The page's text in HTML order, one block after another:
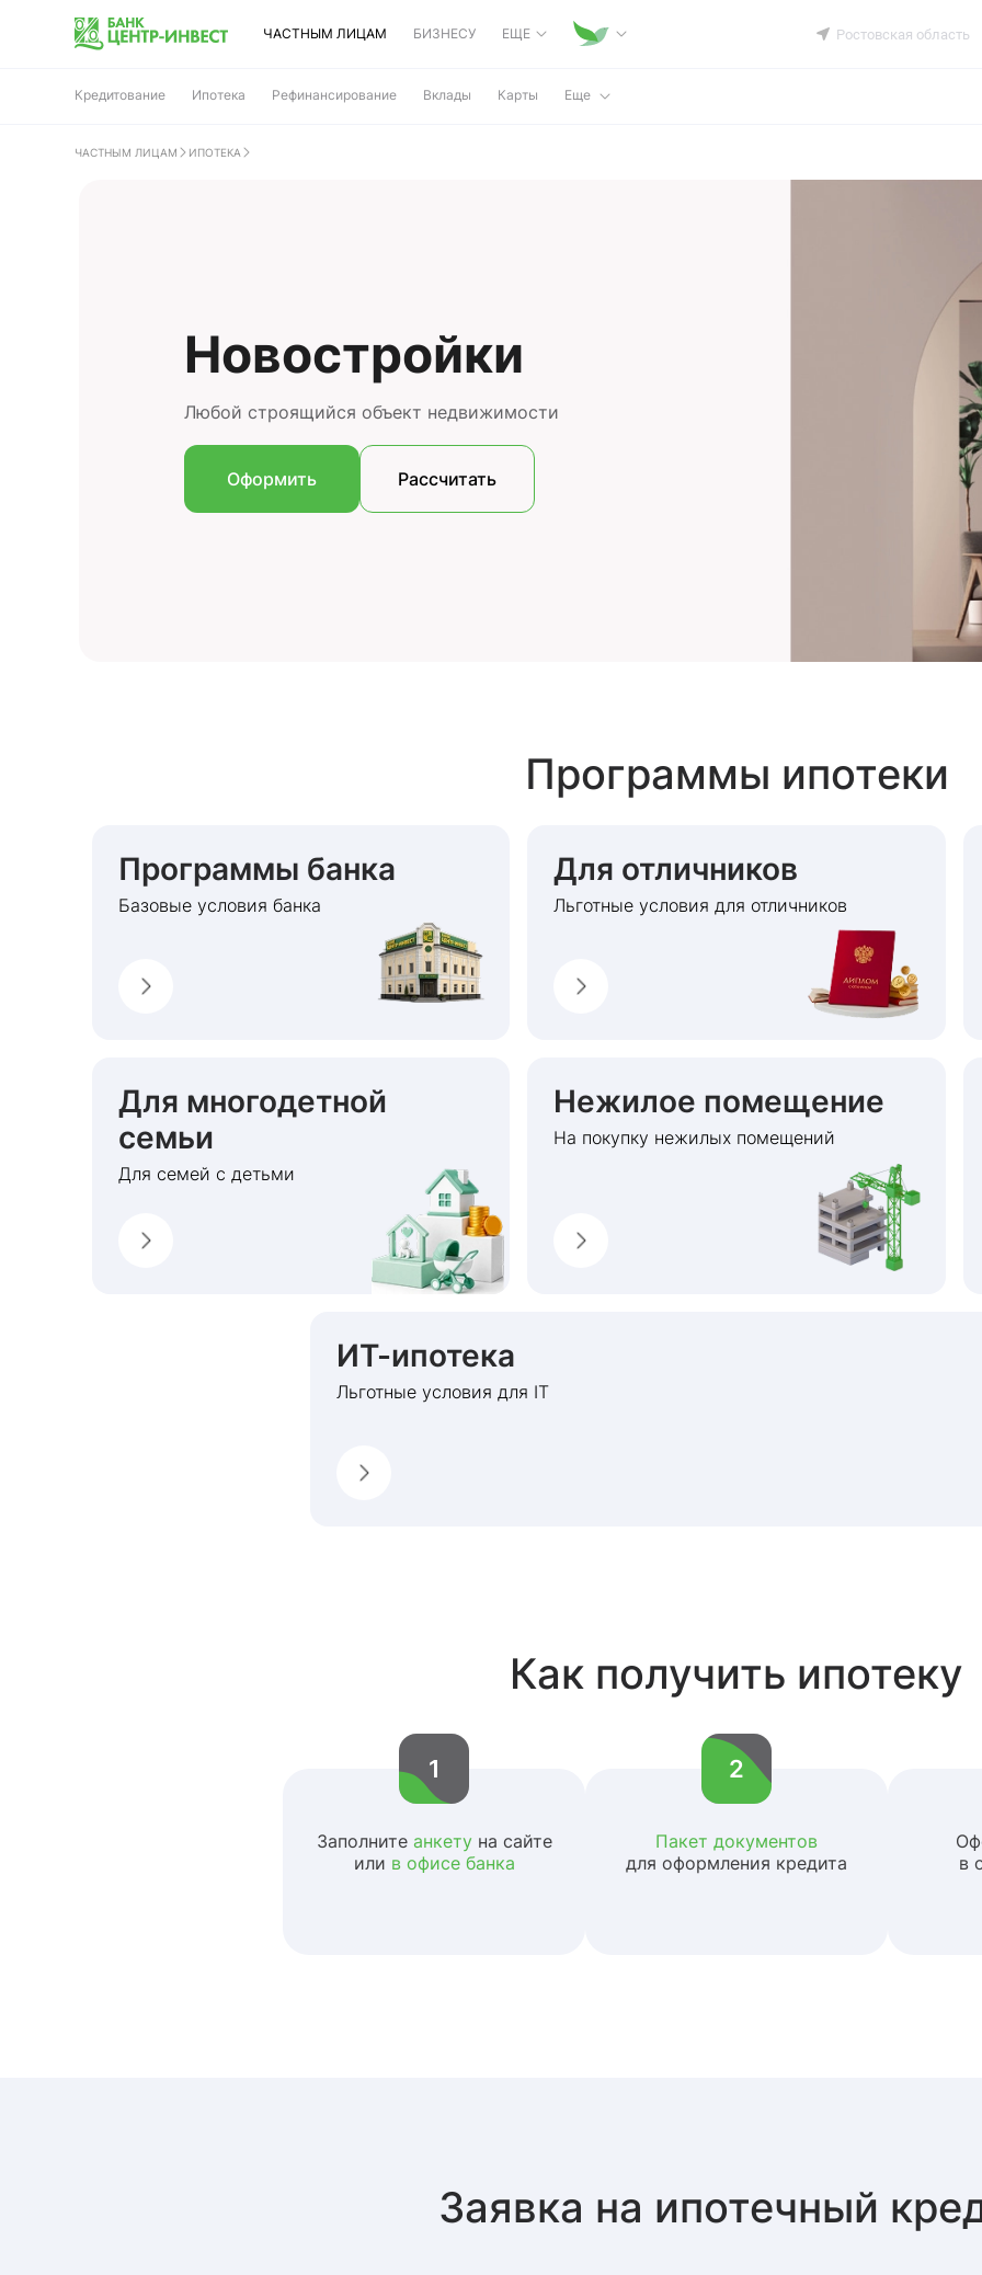
ЧАСТНЫМ ЛИЦАМ БИЗНЕСУ ЕЩЕ Ростовская область
Кредитование Ипотека Рефинансирование Вклады Карты Еще
ЧАСТНЫМ ЛИЦАМ ИПОТЕКА
Новостройки
Любой строящийся объект недвижимости
Оформить Рассчитать
Программы ипотеки
Программы банка
Базовые условия банка
Для отличников
Льготные условия для отличников
Для многодетной
семьи
Для семей с детьми
Нежилое помещение
На покупку нежилых помещений
ИТ-ипотека
Льготные условия для IT
Как получить ипотеку
1
Заполните анкетуна сайте
или в офисе банка
2
Пакет документов
для оформления кредита
в
Заявка на ипотечный